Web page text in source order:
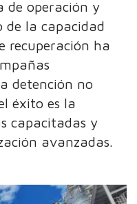
de operación y
la capacidad
recuperación ha
detención no
éxito es la
capacitadas y
avanzadas.